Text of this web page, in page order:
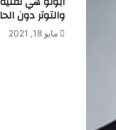
والتوتر دون
مايو 18, 2021